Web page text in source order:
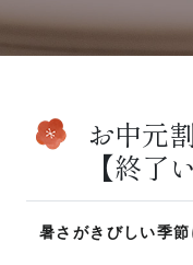
お中元
【終了
暑さがきびしい季